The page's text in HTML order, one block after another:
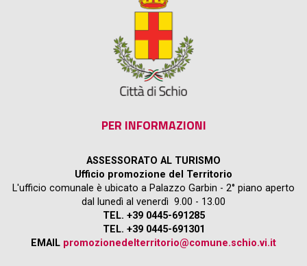
PER INFORMAZIONI
ASSESSORATO AL TURISMO
Ufficio promozione del Territorio
L'ufficio comunale è ubicato a Palazzo Garbin - 2° piano aperto
dal lunedì al venerdì 9.00 - 13.00
TEL. +39 0445-691285
TEL. +39 0445-691301
EMAIL promozionedelterritorio@comune.schio.vi.it